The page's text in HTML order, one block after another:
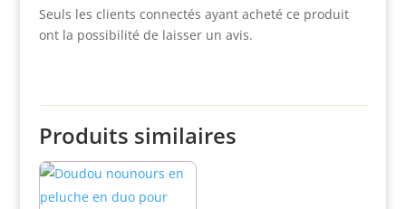
Seuls les clients connectés ayant acheté ce produit
ont la possibilité de laisser un avis.
Produits similaires